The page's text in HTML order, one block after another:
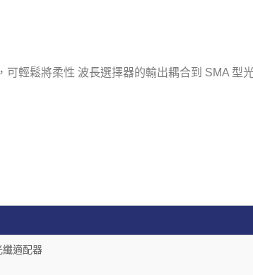
輕鬆將柔性 波長選擇器的輸出耦合到 SMA
纖適配器